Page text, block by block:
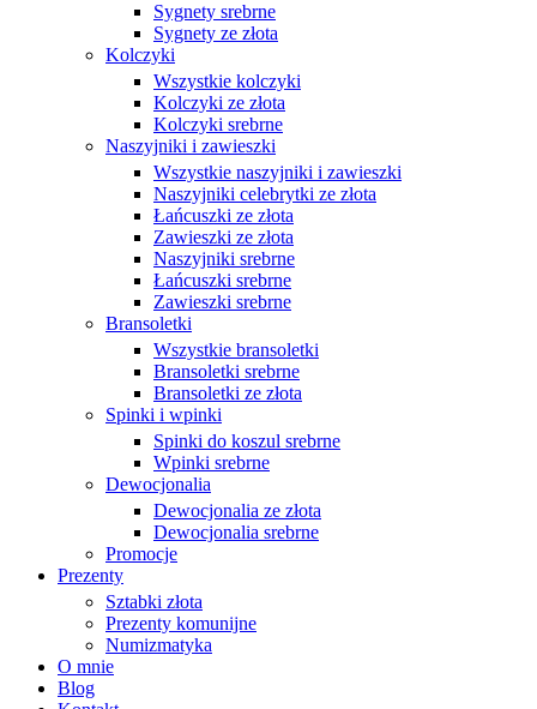
Sygnety srebrne
Sygnety ze złota
Kolczyki
Wszystkie kolczyki
Kolczyki ze złota
Kolczyki srebrne
Naszyjniki i zawieszki
Wszystkie naszyjniki i zawieszki
Naszyjniki celebrytki ze złota
Łańcuszki ze złota
Zawieszki ze złota
Naszyjniki srebrne
Łańcuszki srebrne
Zawieszki srebrne
Bransoletki
Wszystkie bransoletki
Bransoletki srebrne
Bransoletki ze złota
Spinki i wpinki
Spinki do koszul srebrne
Wpinki srebrne
Dewocjonalia
Dewocjonalia ze złota
Dewocjonalia srebrne
Promocje
Prezenty
Sztabki złota
Prezenty komunijne
Numizmatyka
O mnie
Blog